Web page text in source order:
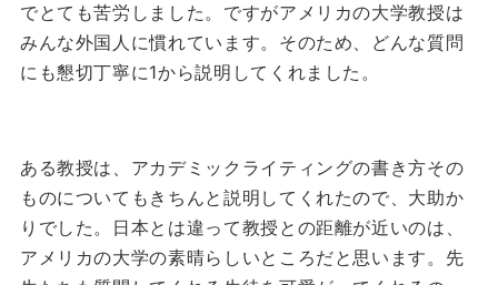
でとても苦労しました。 ですがアメリカの大学教授は
みんな外国人に慣れています。 そのため、どんな質問
にも懇切丁寧に1から説明してくれました。
ある教授は、アカデミックライティングの書き方その
ものについてもきちんと説明してくれたので、大助か
りでした。 日本とは違って教授との距離が近いのは、
アメリカの大学の素晴らしいところだと思います。 先